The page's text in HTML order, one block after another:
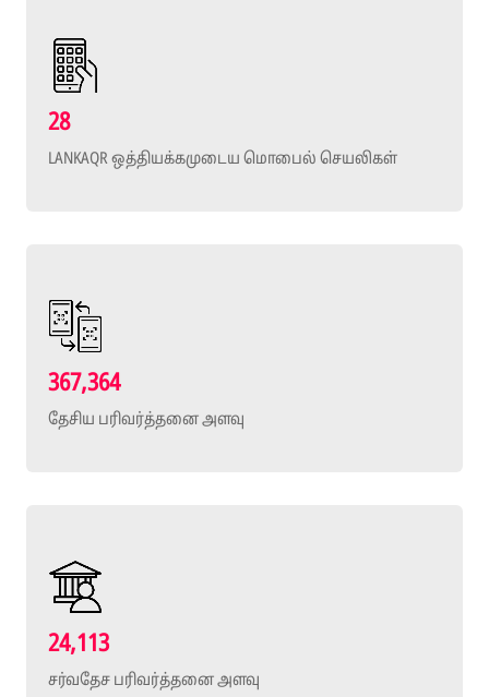
28
LANKAQR ஒத்தியக்கமுடைய மொபைல் செயலிகள்
367,364
தேசிய பரிவர்த்தனை அளவு
24,113
சர்வதேச பரிவர்த்தனை அளவு